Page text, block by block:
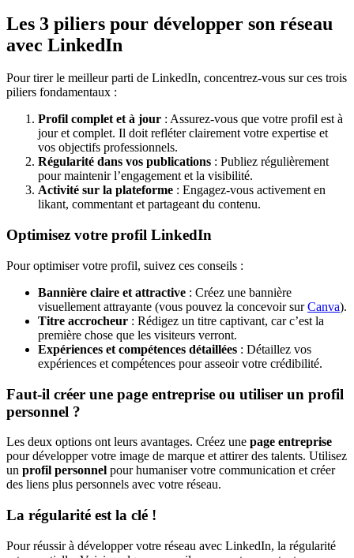
Les 3 piliers pour développer son réseau
avec LinkedIn
Pour tirer le meilleur parti de LinkedIn, concentrez-vous sur ces trois
piliers fondamentaux :
Profil complet et à jour : Assurez-vous que votre profil est à
jour et complet. Il doit refléter clairement votre expertise et
vos objectifs professionnels.
Régularité dans vos publications : Publiez régulièrement
pour maintenir l’engagement et la visibilité.
Activité sur la plateforme : Engagez-vous activement en
likant, commentant et partageant du contenu.
Optimisez votre profil LinkedIn
Pour optimiser votre profil, suivez ces conseils :
Bannière claire et attractive : Créez une bannière
visuellement attrayante (vous pouvez la concevoir surCanva).
Titre accrocheur : Rédigez un titre captivant, car c’est la
première chose que les visiteurs verront.
Expériences et compétences détaillées : Détaillez vos
expériences et compétences pour asseoir votre crédibilité.
Faut-il créer une page entreprise ou utiliser un profil
personnel ?
Les deux options ont leurs avantages. Créez une page entreprise
pour développer votre image de marque et attirer des talents. Utilisez
un profil personnel pour humaniser votre communication et créer
des liens plus personnels avec votre réseau.
La régularité est la clé !
Pour réussir à développer votre réseau avec LinkedIn, la régularité